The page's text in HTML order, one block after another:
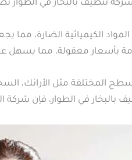
تنظيف بالبخار في
الكيميائية الضارة، مما
بأسعار معقولة، مما يسهل
المختلفة مثل الأرائك،
في الطوار، فإن شركة